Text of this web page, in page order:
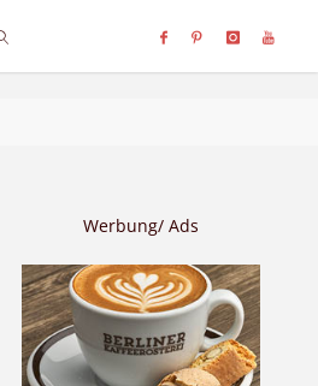
Werbung/ Ads